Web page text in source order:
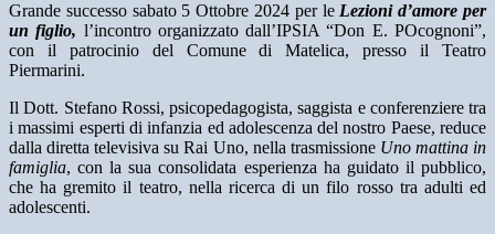
Grande successo sabato 5 Ottobre 2024 per le Lezioni d’amore per
un figlio, l’incontro organizzato dall’IPSIA “Don E. POcognoni”,
con il patrocinio del Comune di Matelica, presso il Teatro
Piermarini.
Il Dott. Stefano Rossi, psicopedagogista, saggista e conferenziere tra
i massimi esperti di infanzia ed adolescenza del nostro Paese, reduce
dalla diretta televisiva su Rai Uno, nella trasmissione Uno mattina in
famiglia, con la sua consolidata esperienza ha guidato il pubblico,
che ha gremito il teatro, nella ricerca di un filo rosso tra adulti ed
adolescenti.